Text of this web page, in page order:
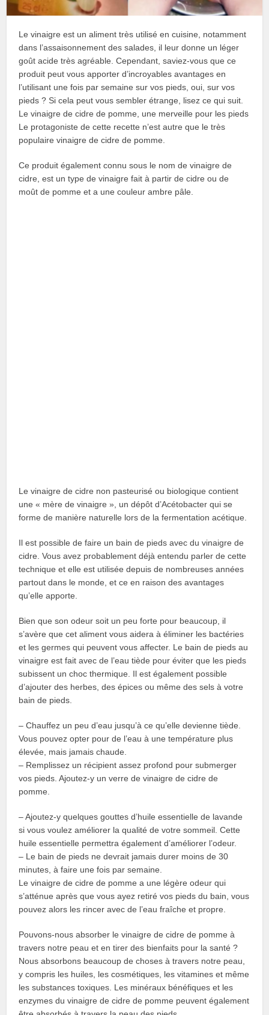
Le vinaigre est un aliment très utilisé en cuisine, notamment
dans l’assaisonnement des salades, il leur donne un léger
goût acide très agréable. Cependant, saviez-vous que ce
produit peut vous apporter d’incroyables avantages en
l’utilisant une fois par semaine sur vos pieds, oui, sur vos
pieds ? Si cela peut vous sembler étrange, lisez ce qui suit.
Le vinaigre de cidre de pomme, une merveille pour les pieds
Le protagoniste de cette recette n’est autre que le très
populaire vinaigre de cidre de pomme.
Ce produit également connu sous le nom de vinaigre de
cidre, est un type de vinaigre fait à partir de cidre ou de
moût de pomme et a une couleur ambre pâle.
Le vinaigre de cidre non pasteurisé ou biologique contient
une « mère de vinaigre », un dépôt d’Acétobacter qui se
forme de manière naturelle lors de la fermentation acétique.
Il est possible de faire un bain de pieds avec du vinaigre de
cidre. Vous avez probablement déjà entendu parler de cette
technique et elle est utilisée depuis de nombreuses années
partout dans le monde, et ce en raison des avantages
qu’elle apporte.
Bien que son odeur soit un peu forte pour beaucoup, il
s’avère que cet aliment vous aidera à éliminer les bactéries
et les germes qui peuvent vous affecter. Le bain de pieds au
vinaigre est fait avec de l’eau tiède pour éviter que les pieds
subissent un choc thermique. Il est également possible
d’ajouter des herbes, des épices ou même des sels à votre
bain de pieds.
– Chauffez un peu d’eau jusqu’à ce qu’elle devienne tiède.
Vous pouvez opter pour de l’eau à une température plus
élevée, mais jamais chaude.
– Remplissez un récipient assez profond pour submerger
vos pieds. Ajoutez-y un verre de vinaigre de cidre de
pomme.
– Ajoutez-y quelques gouttes d’huile essentielle de lavande
si vous voulez améliorer la qualité de votre sommeil. Cette
huile essentielle permettra également d’améliorer l’odeur.
– Le bain de pieds ne devrait jamais durer moins de 30
minutes, à faire une fois par semaine.
Le vinaigre de cidre de pomme a une légère odeur qui
s’atténue après que vous ayez retiré vos pieds du bain, vous
pouvez alors les rincer avec de l’eau fraîche et propre.
Pouvons-nous absorber le vinaigre de cidre de pomme à
travers notre peau et en tirer des bienfaits pour la santé ?
Nous absorbons beaucoup de choses à travers notre peau,
y compris les huiles, les cosmétiques, les vitamines et même
les substances toxiques. Les minéraux bénéfiques et les
enzymes du vinaigre de cidre de pomme peuvent également